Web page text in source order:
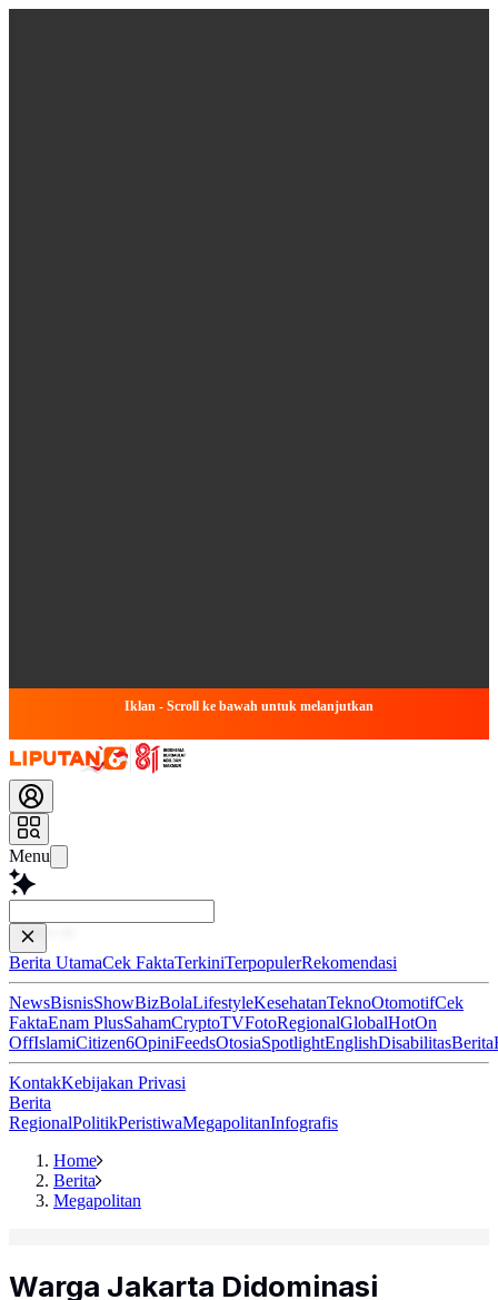
Iklan - Scroll ke bawah untuk melanjutkan
Menu
Baca leb
Berita UtamaCek FaktaTerkiniTerpopulerRekomendasi
NewsBisnisShowBizBolaLifestyleKesehatanTeknoOtomotifCek
FaktaEnam PlusSahamCryptoTVFotoRegionalGlobalHotOn
OffIslamiCitizen6OpiniFeedsOtosiaSpotlightEnglishDisabilitasBerita
KontakKebijakan Privasi
Berita
RegionalPolitikPeristiwaMegapolitanInfografis
Home
Berita
Megapolitan
Warga Jakarta Didominasi